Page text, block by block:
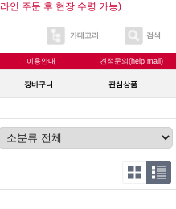
인 주문 후 현장 수령 가능)
카테고리 검색
이용안내 견적문의(help mail)
장바구니 관심상품